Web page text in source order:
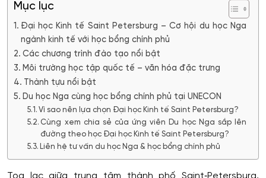
Mục lục
Đại học Kinh tế Saint Petersburg – Cơ hội du học Nga
ngành kinh tế với học bổng chính phủ
Các chương trình đào tạo nổi bật
Môi trường học tập quốc tế – văn hóa đặc trưng
Thành tựu nổi bật
Du học Nga cùng học bổng chính phủ tại UNECON
Vì sao nên lựa chọn Đại học Kinh tế Saint Petersburg?
Cùng xem chia sẻ của ứng viên Du học Nga sắp lên
đường theo học Đại học Kinh tế Saint Petersburg?
Liên hệ tư vấn du học Nga & học bổng chính phủ